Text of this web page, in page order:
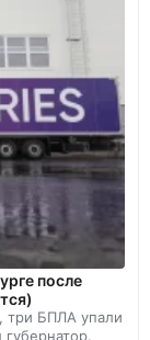
после
три БПЛА упали